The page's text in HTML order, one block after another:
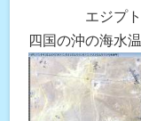
エジプ
四国の沖の海水